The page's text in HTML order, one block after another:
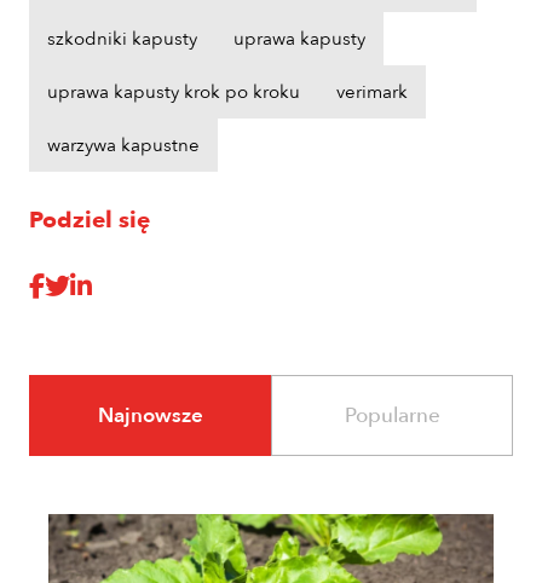
szkodniki kapusty uprawa kapusty
uprawa kapusty krok po kroku verimark
warzywa kapustne
Podziel się
Najnowsze Popularne